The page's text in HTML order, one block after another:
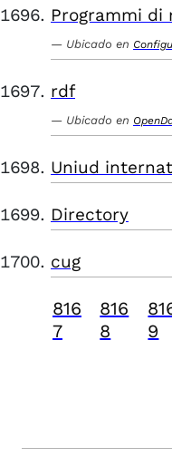
Programmi di
Ubicado en
rdf
Ubicado en
Uniud
Directory
cug
816
7
816
8
9